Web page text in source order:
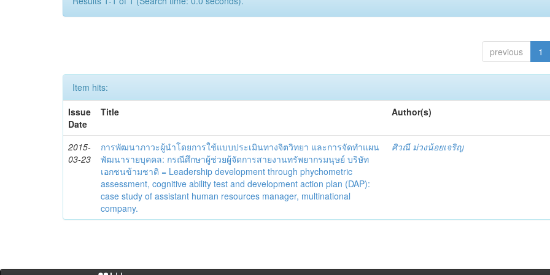
previous 1
Item hits:
Issue
Date
Title Author(s)
2015-
03-23
การพัฒนาภาวะผู้นำโดยการใช้แบบประเมินทางจิตวิทยา และการจัดทำแผน
พัฒนารายบุคคล: กรณีศึกษาผู้ช่วยผู้จัดการสายงานทรัพยากรมนุษย์ บริษัท
เอกชนข้ามชาติ = Leadership development through phychometric
assessment, cognitive ability test and development action plan (DAP):
case study of assistant human resources manager, multinational
company.
ศิวณี ม่วงน้อยเจริญ